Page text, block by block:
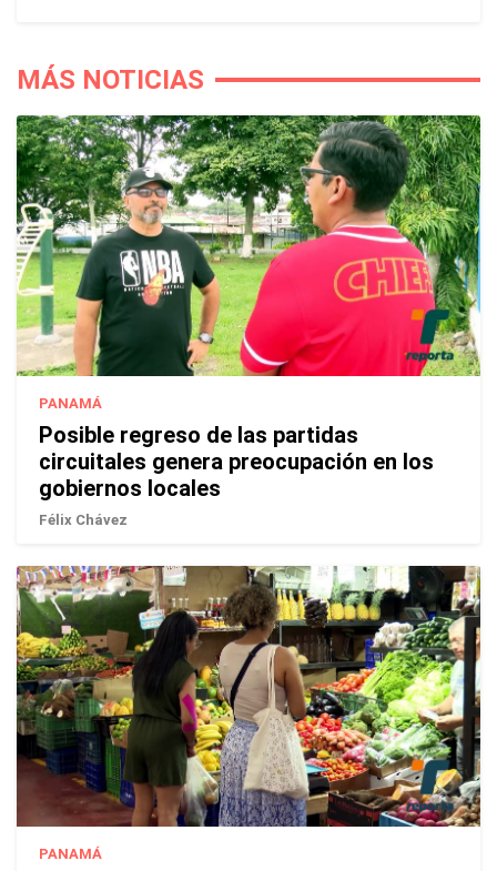
MÁS NOTICIAS
PANAMÁ
Posible regreso de las partidas
circuitales genera preocupación en los
gobiernos locales
Félix Chávez
PANAMÁ